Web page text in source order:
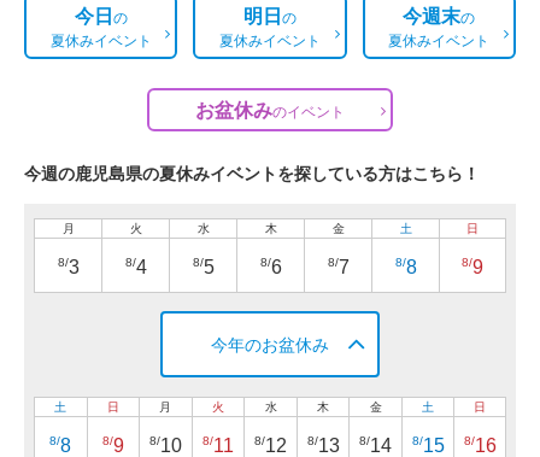
今日の
夏休みイベント
明日の
夏休みイベント
今週末の
夏休みイベント
お盆休みのイベント
今週の鹿児島県の夏休みイベントを探している方はこちら！
月
8/3
火
8/4
水
8/5
木
8/6
金
8/7
土
8/8
日
8/9
今年のお盆休み
土
8/8
日
8/9
月
8/10
火
8/11
水
8/12
木
8/13
金
8/14
土
8/15
日
8/16